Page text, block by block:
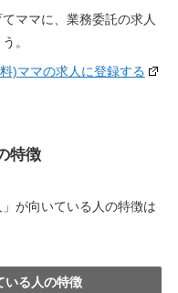
ママに、業務委託の求人
。
)ママの求人に登録する
特徴
が向いている人の特徴は
いる人の特徴